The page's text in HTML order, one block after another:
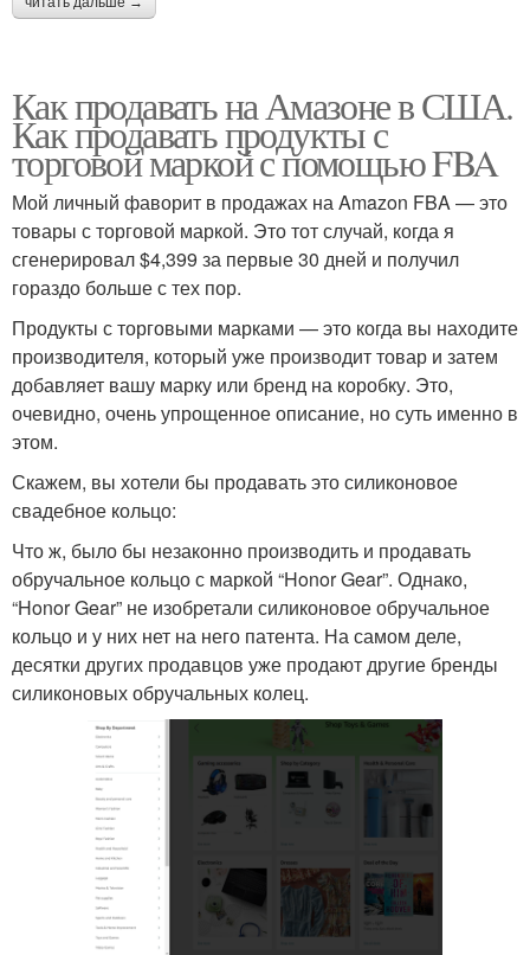
Как продавать на Амазоне в США.
Как продавать продукты с
торговой маркой с помощью FBA
Мой личный фаворит в продажах на Amazon FBA — это
товары с торговой маркой. Это тот случай, когда я
сгенерировал $4,399 за первые 30 дней и получил
гораздо больше с тех пор.
Продукты с торговыми марками — это когда вы находите
производителя, который уже производит товар и затем
добавляет вашу марку или бренд на коробку. Это,
очевидно, очень упрощенное описание, но суть именно в
этом.
Скажем, вы хотели бы продавать это силиконовое
свадебное кольцо:
Что ж, было бы незаконно производить и продавать
обручальное кольцо с маркой “Honor Gear”. Однако,
“Honor Gear” не изобретали силиконовое обручальное
кольцо и у них нет на него патента. На самом деле,
десятки других продавцов уже продают другие бренды
силиконовых обручальных колец.